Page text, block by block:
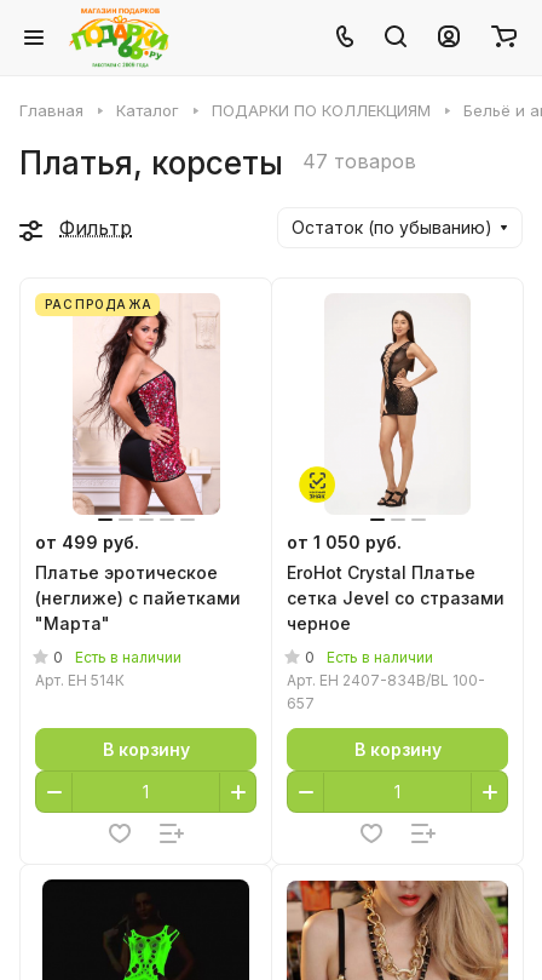
Главная Каталог ПОДАРКИ ПО КОЛЛЕКЦИЯМ Бельё и
Платья, корсеты 47 товаров
Фильтр Остаток (по убыванию)
РАСПРОДАЖА
от 499 руб.
Платье эротическое
(неглиже) с пайетками
"Марта"
0
Есть в наличии
Арт. EH 514К
В корзину
от 1 050 руб.
EroHot Crystal Платье
сетка Jevel со стразами
черное
0
Есть в наличии
Арт. EH 2407-834B/BL 100-
657
В корзину